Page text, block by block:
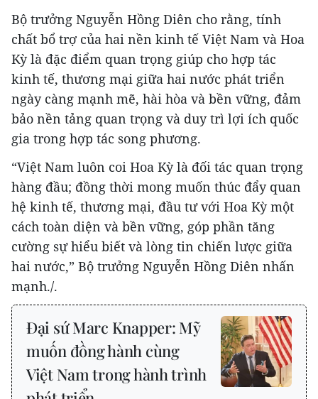
Bộ trưởng Nguyễn Hồng Diên cho rằng, tính
chất bổ trợ của hai nền kinh tế Việt Nam và Hoa
Kỳ là đặc điểm quan trọng giúp cho hợp tác
kinh tế, thương mại giữa hai nước phát triển
ngày càng mạnh mẽ, hài hòa và bền vững, đảm
bảo nền tảng quan trọng và duy trì lợi ích quốc
gia trong hợp tác song phương.
“Việt Nam luôn coi Hoa Kỳ là đối tác quan trọng
hàng đầu; đồng thời mong muốn thúc đẩy quan
hệ kinh tế, thương mại, đầu tư với Hoa Kỳ một
cách toàn diện và bền vững, góp phần tăng
cường sự hiểu biết và lòng tin chiến lược giữa
hai nước,” Bộ trưởng Nguyễn Hồng Diên nhấn
mạnh./.
Đại sứ Marc Knapper: Mỹ
muốn đồng hành cùng
Việt Nam trong hành trình